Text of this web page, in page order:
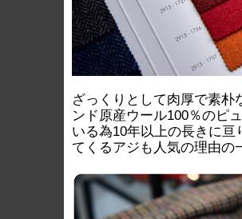
ざっくりとして肉厚で素
ンド原産ウール100％のピ
いる為10年以上の長きに
てくるアジも人気の理由の